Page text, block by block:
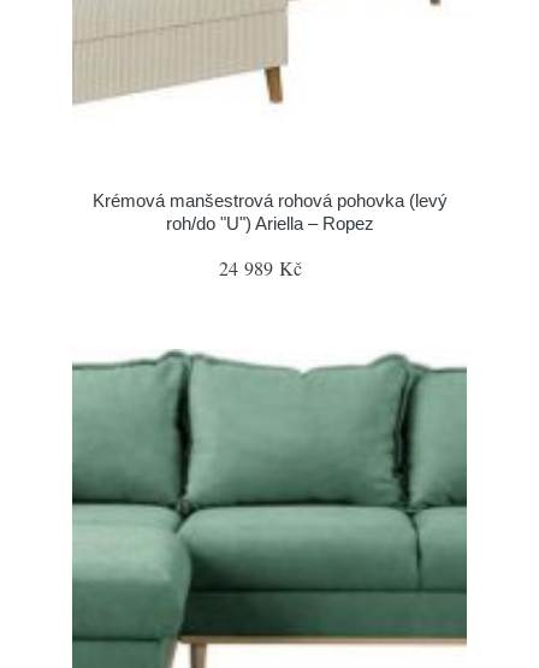
Krémová manšestrová rohová pohovka (levý
roh/do "U") Ariella – Ropez
24 989 Kč